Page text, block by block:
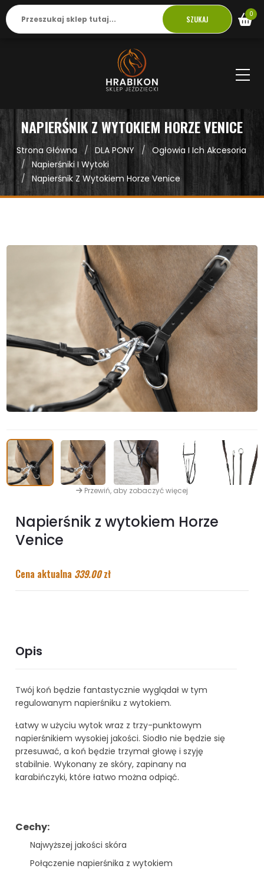
SZUKAJ 0
NAPIERŚNIK Z WYTOKIEM HORZE VENICE
Strona Główna DLA PONY
Ogłowia I Ich Akcesoria
Napierśniki I Wytoki
Napierśnik Z Wytokiem Horze Venice
Przewiń, aby zobaczyć więcej
Napierśnik z wytokiem Horze
Venice
Cena aktualna 339.00zł
Opis
Twój koń będzie fantastycznie wyglądał w tym
regulowanym napierśniku z wytokiem.
Łatwy w użyciu wytok wraz z trzy-punktowym
napierśnikiem wysokiej jakości. Siodło nie będzie się
przesuwać, a koń będzie trzymał głowę i szyję
stabilnie. Wykonany ze skóry, zapinany na
karabińczyki, które łatwo można odpiąć.
Cechy:
Najwyższej jakości skóra
Połączenie napierśnika z wytokiem